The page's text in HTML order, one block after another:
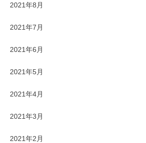
2021年8月
2021年7月
2021年6月
2021年5月
2021年4月
2021年3月
2021年2月